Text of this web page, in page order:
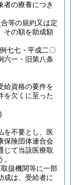
者の療養につき
等の規約又は定
その額を助成額
七七・平成二〇
六一・旧第八条
給資格の要件を
を欠くに至った
を不要とし、医
保険団体連合会
じて当該医療取
扱機関等に一部
成は、受給者に